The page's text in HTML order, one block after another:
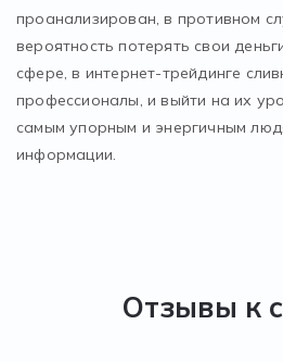
проанализирован, в противном
вероятность потерять свои
сфере, в интернет-трейдинге
профессионалы, и выйти на их
самым упорным и энергичным
информации.
Отзывы к